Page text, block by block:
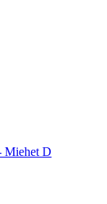
Miehet D